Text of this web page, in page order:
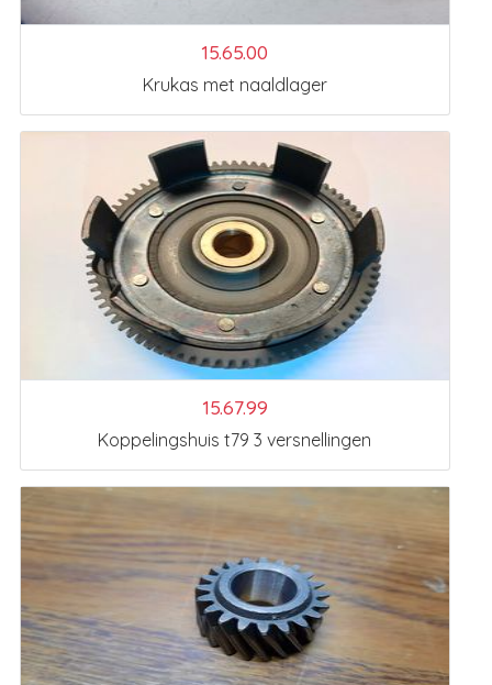
15.65.00
Krukas met naaldlager
15.67.99
Koppelingshuis t79 3 versnellingen